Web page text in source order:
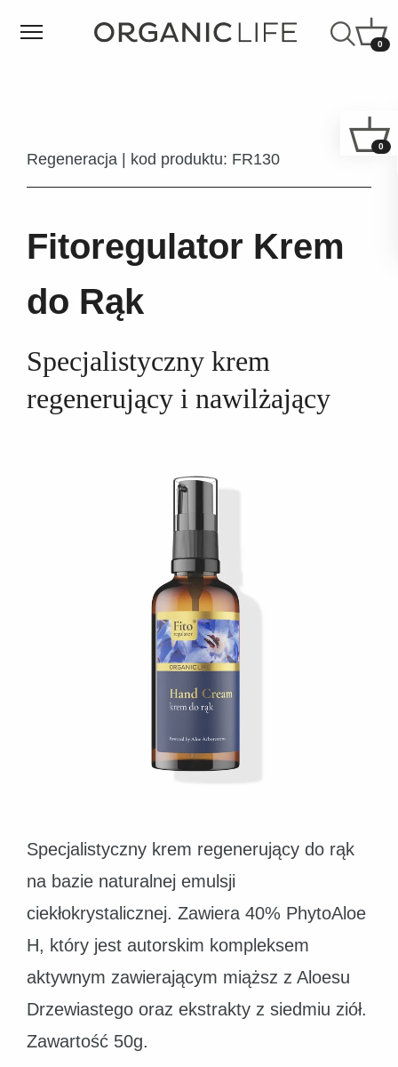
0
0
Regeneracja | kod produktu: FR130
Fitoregulator Krem
do Rąk
Specjalistyczny krem
regenerujący i nawilżający
Specjalistyczny krem regenerujący do rąk
na bazie naturalnej emulsji
ciekłokrystalicznej. Zawiera 40% PhytoAloe
H, który jest autorskim kompleksem
aktywnym zawierającym miąższ z Aloesu
Drzewiastego oraz ekstrakty z siedmiu ziół.
Zawartość 50g.